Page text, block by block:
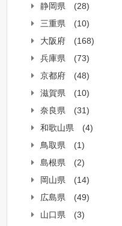
静岡県
(28)
三重県
(10)
大阪府
(168)
兵庫県
(73)
京都府
(48)
滋賀県
(10)
奈良県
(31)
和歌山県
(4)
鳥取県
(1)
島根県
(2)
岡山県
(14)
広島県
(49)
山口県
(3)